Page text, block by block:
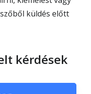
küldés előtt
kérdések